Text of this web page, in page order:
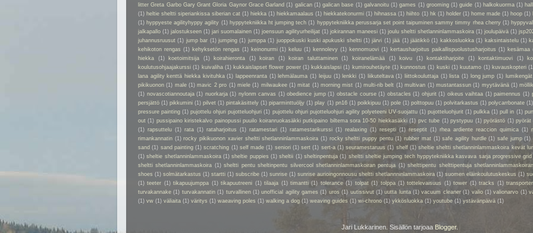
litter Greta Garbo Gary Grant Gloria Gaynor Grace Garland (1) galican (1) galican base (1) galvanoitu (1) games (1) grooming (1) guide (1) halkokuorma (1)
(1) heltie sheltti siperiankissa siberian cat (1) hiekka (1) hiekkamaalaus (1) hiekkatekonurmi (1) hihnassa (1) hiihto (1) hk (1) holder (1) home made (1) hoop (1)
(1) hyppyeste agilityhyppy agility (1) hyppytekniikka ht jumping tech (1) hyppytekniikka perussarja set point taipuminen sammy timmy rhea cherry (1)
jalkapallo (1) jalostukseen (1) jari suomalainen (1) joensuun agilityurheilijat (1) jokirannan maneesi (1) joulu sheltti shetlanninlammaskoira (1) joulupäivä (1)
juhannusruusut (1) jump bar (1) jumping (1) jumppa (1) juoppokuski kuski apukuski sheltti (1) järvi (1) jää (1) jäätikkö (1) kakkosluokka (1) kaksintaistelu (1)
kehikoton rengas (1) kehyksetön rengas (1) keinonurmi (1) keluu (1) kennolevy (1) kennomuovi (1) kertausharjoitus paikallispuolustusharjoitus (1) kesämaa
hiekka
(1) koetoimitsija (1) koirahieronta (1) koiran (1) koiran taluttaminen (1) koiranelämää (1) koivu (1) kontaktiharjoite (1) kontaktimuovi (1)
koulutusohjaajakurssi (1) kuivaliha (1) kukkaislapset flower power (1) kukkaislapsi (1) kumirouhetäyte (1) kunnostus (1) kuski (1) kuutamo (1) kuvauskopteri
lana agility kenttä hiekka kivituhka (1) lappeenranta (1) lehmälauma (1) leijuu (1) lenkki (1) liikuteltava (1) liittokouluttaja (1) lista (1) long jump (1) lumikengät
pikikuonon (1) male (1) mavic 2 pro (1) miele (1) milwaukee (1) mitat (1) morning mist (1) multi-rib belt (1) multivan (1) mustantassun (1) myytävänä (1)
(1) novascotiannoutaja (1) nuorkarja (1) nylonm canvas (1) obedience jump (1) obstacle course (1) obstacles (1) ohjurit (1) oikeus vaihtaa (1) paimennus (1)
persjättö (1) pikkumini (1) pilvet (1) pintakäsittely (1) piparminttuöljy (1) play (1) pn16 (1) poikkipuu (1) pole (1) polttopuu (1) polvitarkastus (1) polycarrbonate (1)
pressure painting (1) pujottelu ohjuri pujotteluohjuri (1) pujottelu ohjuri pujotteluohjuri agility polyeteeni UV-suojattu (1) pujotteluohjurit (1) pulkka (1) pull in (1)
out (1) pussipaino kiristekalvo painopussi puuilo koiranruokasäkki putkipaino biltema sora 10-50 hiekkasäkki (1) pvc tube (1) pystypuu (1) pyörästö (1) pyörät
(1) rapsuttelu (1) rata (1) rataharjoitus (1) ratamestari (1) ratamestarikurssi (1) realaxing (1) resepti (1) reseptit (1) rhea ardiente reaccion quimica (1)
rimankannatin (1) rocky pikikuonon xavier sheltti shetlanninlammaskoira (1) rocky sheltti puppy pentu (1) rubber mat (1) safe agility hurdle (1) safe jump (1)
sand (1) sand painting (1) scratching (1) self made (1) seniori (1) sert (1) sert-a (1) seuramestaruus (1) shelf (1) sheltie sheltti shetlanninlammaskoira kevät
(1) sheltie shetlanninlammaskoira (1) sheltie puppies (1) sheltii (1) sheltinpentuja (1) sheltti sheltie jumping tech hyppytekniikka kasvava sarja progressive grid
sheltti shetlanninlammaskoira (1) sheltti pentu sheltinpentu silvercool shetlanninlammaskoiran pentuja (1) shelttipentu shelttipentuja
shoes (1) solmätarkastus (1) startti (1) subscribe (1) sunrise (1) sunrise aurioingonnousu sheltti shetlannninlammaskoira (1) suomen eläinkoulutuskeskus (1)
(1) teeter (1) tikapuujumppa (1) tikapuutreeni (1) tilaaja (1) timantti (1) tolerance (1) tolpat (1) tolppa (1) tottelevaisuus (1) tower (1) tracks (1) transporter
turvakannake (1) turvakannatin (1) turvallinen (1) unofficial agility games (1) uros (1) uutissivut (1) uutta lunta (1) vacuum cleaner (1) valio (1) valionarvo (1)
(1) vw (1) väliaita (1) väritys (1) waeaving poles (1) walking a dog (1) weaving guides (1) wi-chrono (1) ykkösluokka (1) youtube (1) ystävänpäivä (1)
Jari Lukkarinen. Sisällön tarjoaa Blogger.